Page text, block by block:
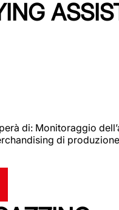
di: Monitoraggio
di